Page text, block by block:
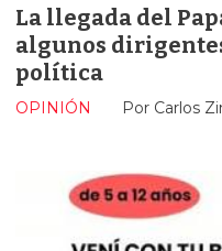
La llegada del
algunos
política
Por Carlos
OPINIÓN